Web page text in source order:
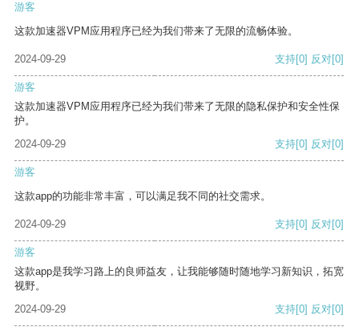
游客
这款加速器VPM应用程序已经为我们带来了无限的流畅体验。
2024-09-29 支持[0] 反对[0]
游客
这款加速器VPM应用程序已经为我们带来了无限的隐私保护和安全性保
护。
2024-09-29
支持[0] 反对[0]
游客
这款app的功能非常丰富，可以满足我不同的社交需求。
2024-09-29 支持[0] 反对[0]
游客
这款app是我学习路上的良师益友，让我能够随时随地学习新知识，拓宽
视野。
2024-09-29
支持[0] 反对[0]